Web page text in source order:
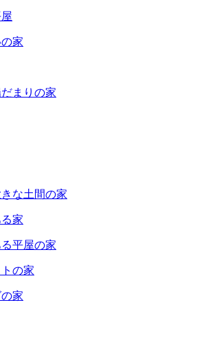
家
まりの家
な土間の家
家
平屋の家
の家
家